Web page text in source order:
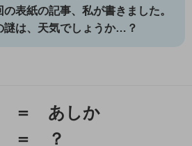
の表紙の記事、私が書きました。
謎は、天気でしょうか…？
＝ あしか
＝ ？